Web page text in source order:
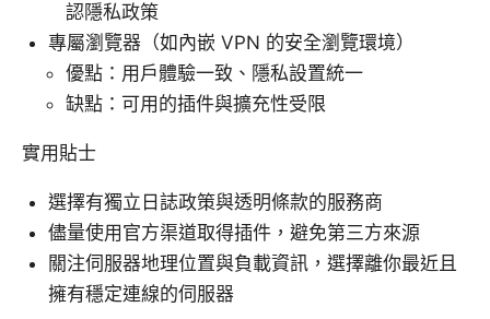
認隱私政策
專屬瀏覽器（如內嵌 VPN 的安全瀏覽環境）
優點：用戶體驗一致、隱私設置統一
缺點：可用的插件與擴充性受限
實用貼士
選擇有獨立日誌政策與透明條款的服務商
儘量使用官方渠道取得插件，避免第三方來源
關注伺服器地理位置與負載資訊，選擇離你最近且
擁有穩定連線的伺服器